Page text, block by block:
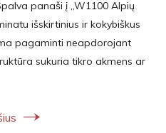
panaši į ,,W1100 Alpių
išskirtinius ir kokybiškus
pagaminti neapdorojant
sukuria tikro akmens ar